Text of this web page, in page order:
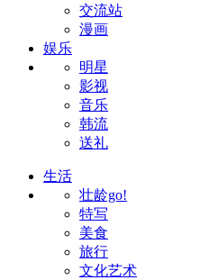
交流站
漫画
娱乐
明星
影视
音乐
韩流
送礼
生活
壮龄go!
特写
美食
旅行
文化艺术